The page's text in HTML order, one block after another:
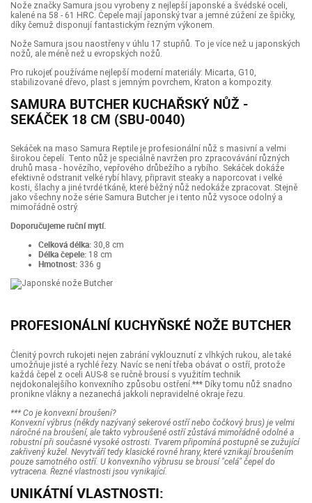
Nože značky Samura jsou vyrobeny z nejlepší japonské a švédské oceli,
kalené na 58 - 61 HRC. Čepele mají japonský tvar a jemné zúžení ze špičky,
díky čemuž disponují fantastickým řezným výkonem.
Nože Samura jsou naostřeny v úhlu 17 stupňů. To je více než u japonských
nožů, ale méně než u evropských nožů.
Pro rukojeť používáme nejlepší moderní materiály: Micarta, G10,
stabilizované dřevo, plast s jemným povrchem, Kraton a kompozity.
SAMURA BUTCHER KUCHAŘSKÝ NŮŽ -
SEKÁČEK 18 CM (SBU-0040)
Sekáček na maso Samura Reptile je profesionální nůž s masivní a velmi
širokou čepelí. Tento nůž je speciálně navržen pro zpracovávání různých
druhů masa - hovězího, vepřového drůbežího a rybího. Sekáček dokáže
efektivně odstranit velké rybí hlavy, připravit steaky a naporcovat i velké
kosti, šlachy a jiné tvrdé tkáně, které běžný nůž nedokáže zpracovat. Stejně
jako všechny nože série Samura Butcher je i tento nůž vysoce odolný a
mimořádně ostrý.
Doporučujeme ruční mytí.
Celková délka: 30,8 cm
Délka čepele: 18 cm
Hmotnost: 336 g
PROFESIONÁLNÍ KUCHYŇSKÉ NOŽE BUTCHER
Členitý povrch rukojeti nejen zabrání vyklouznutí z vlhkých rukou, ale také
umožňuje jisté a rychlé řezy. Navíc se není třeba obávat o ostří, protože
každá čepel z oceli AUS-8 se ručně brousí s využitím technik
nejdokonalejšího konvexního způsobu ostření.*** Díky tomu nůž snadno
pronikne vlákny a nezanechá jakkoli nepravidelné okraje řezu.
*** Co je konvexní broušení?
Konvexní výbrus (někdy nazývaný sekerové ostří nebo čočkový brus) je velmi
náročné na broušení, ale takto vybroušené ostří zůstává mimořádně odolné a
robustní při současné vysoké ostrosti. Tvarem připomíná postupně se zužující
zakřivený kužel. Nevytváří tedy klasické rovné hrany, které vznikají broušením
pouze samotného ostří. U konvexního výbrusu se brousí "celá" čepel do
vytracena. Řezné vlastnosti jsou vynikající.
UNIKÁTNÍ VLASTNOSTI: